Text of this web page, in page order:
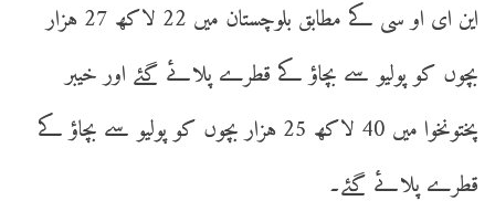
این ای او سی کے مطابق بلوچستان میں 22 لاکھ 27 ہزار
بچوں کو پولیو سے بچاؤ کے قطرے پلائے گئے اور خیبر
پختونخوا میں 40 لاکھ 25 ہزار بچوں کو پولیو سے بچاؤ کے
قطرے پلائے گئے۔